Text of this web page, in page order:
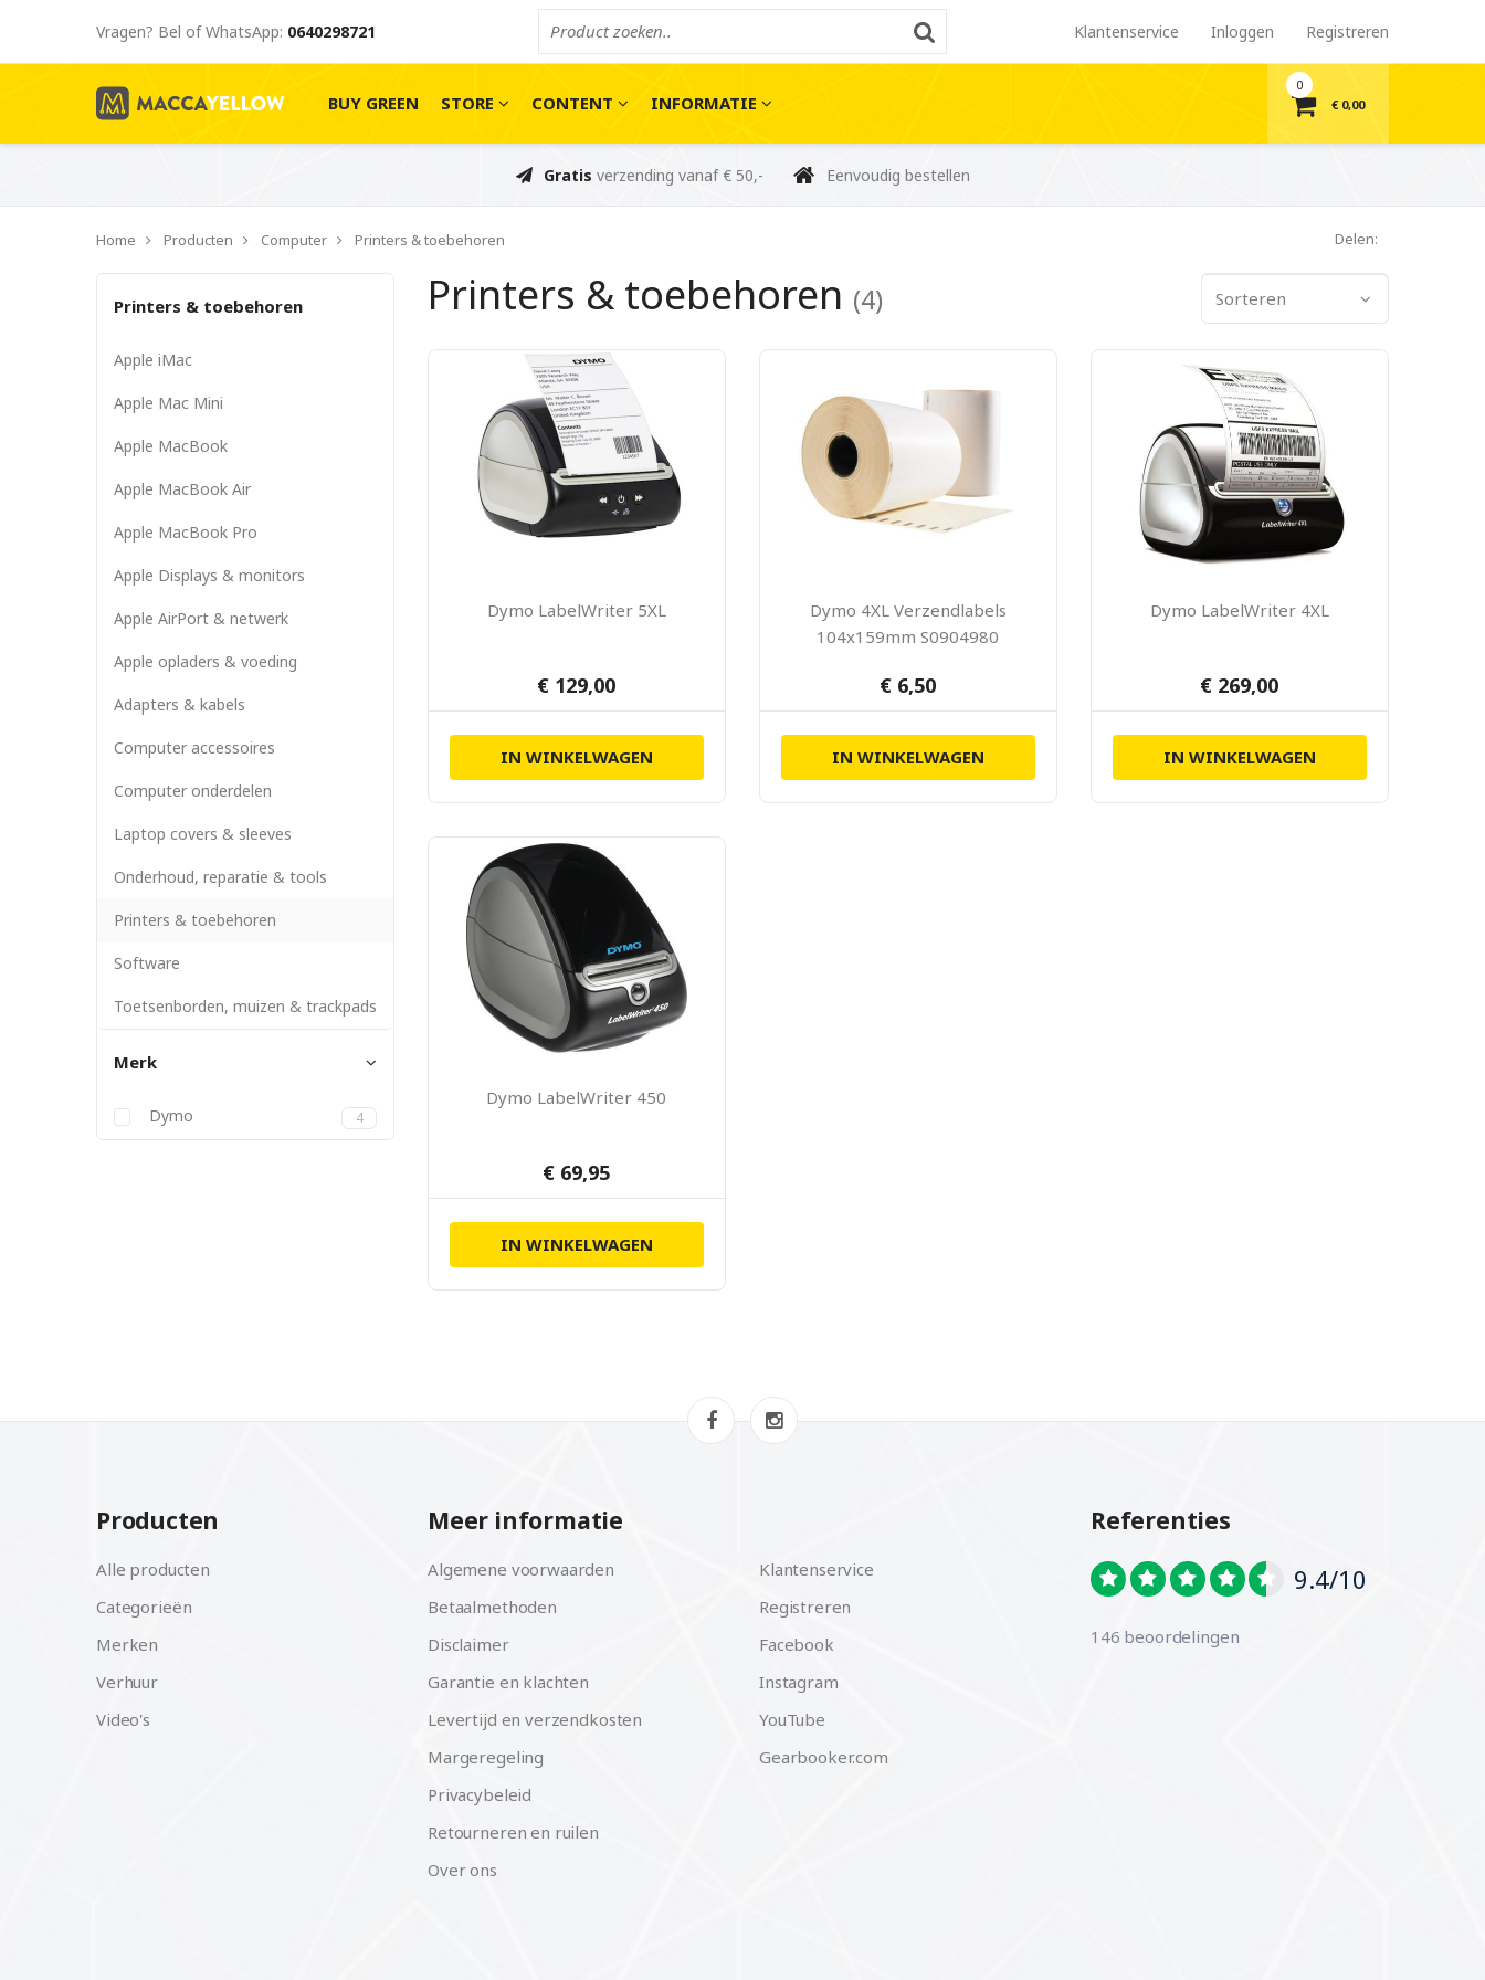
Vragen? Bel of WhatsApp: 0640298721 Klantenservice Inloggen Registreren
BUY GREEN STORE CONTENT INFORMATIE
0
€ 0,00
Gratis verzending vanaf € 50,- Eenvoudig bestellen
Home Producten Computer Printers & toebehoren Delen:
Printers & toebehoren
Apple iMac
Apple Mac Mini
Apple MacBook
Apple MacBook Air
Apple MacBook Pro
Apple Displays & monitors
Apple AirPort & netwerk
Apple opladers & voeding
Adapters & kabels
Computer accessoires
Computer onderdelen
Laptop covers & sleeves
Onderhoud, reparatie & tools
Printers & toebehoren
Software
Toetsenborden, muizen & trackpads
Merk
Dymo 4
Sorteren
Printers & toebehoren (4)
Dymo LabelWriter 5XL
€ 129,00
IN WINKELWAGEN
Dymo 4XL Verzendlabels
104x159mm S0904980
€ 6,50
IN WINKELWAGEN
Dymo LabelWriter 4XL
€ 269,00
IN WINKELWAGEN
Dymo LabelWriter 450
€ 69,95
IN WINKELWAGEN
Producten
Alle producten
Categorieën
Merken
Verhuur
Video's
Meer informatie
Algemene voorwaarden
Betaalmethoden
Disclaimer
Garantie en klachten
Levertijd en verzendkosten
Margeregeling
Privacybeleid
Retourneren en ruilen
Over ons
Klantenservice
Registreren
Facebook
Instagram
YouTube
Gearbooker.com
Referenties
9.4/10
146 beoordelingen